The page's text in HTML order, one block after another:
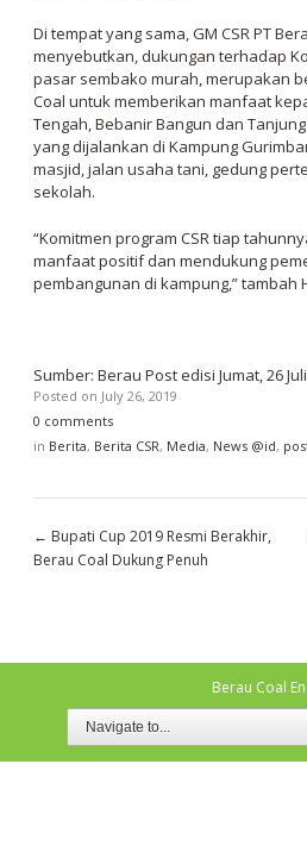
Di tempat yang sama, GM CSR PT
menyebutkan, dukungan terhadap
pasar sembako murah, merupakan
Coal untuk memberikan manfaat
Tengah, Bebanir Bangun dan
yang dijalankan di Kampung
masjid, jalan usaha tani, gedung
sekolah.
“Komitmen program CSR tiap
manfaat positif dan mendukung
pembangunan di kampung,” tambah
Sumber: Berau Post edisi Jumat, 26
Posted on July 26, 2019
0 comments
in Berita, Berita CSR, Media, News @id,
← Bupati Cup 2019 Resmi Berakhir,
Berau Coal Dukung Penuh
Berau Coal